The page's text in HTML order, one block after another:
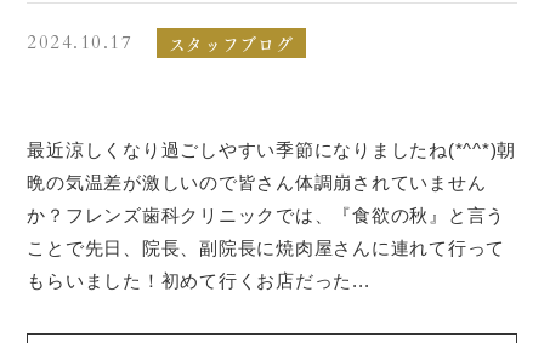
2024.10.17 スタッフブログ
最近涼しくなり過ごしやすい季節になりましたね(*^^*)朝
晩の気温差が激しいので皆さん体調崩されていません
か？フレンズ歯科クリニックでは、『食欲の秋』と言う
ことで先日、院長、副院長に焼肉屋さんに連れて行って
もらいました！初めて行くお店だった...